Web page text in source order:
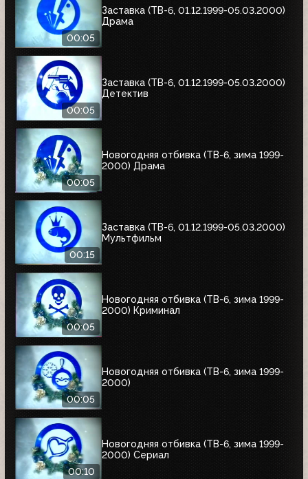
00:05
Заставка (ТВ-6, 01.12.1999-05.03.2000)
Драма
00:05
Заставка (ТВ-6, 01.12.1999-05.03.2000)
Детектив
00:05
Новогодняя отбивка (ТВ-6, зима 1999-
2000) Драма
00:15
Заставка (ТВ-6, 01.12.1999-05.03.2000)
Мультфильм
00:05
Новогодняя отбивка (ТВ-6, зима 1999-
2000) Криминал
00:05
Новогодняя отбивка (ТВ-6, зима 1999-
2000)
00:10
Новогодняя отбивка (ТВ-6, зима 1999-
2000) Сериал